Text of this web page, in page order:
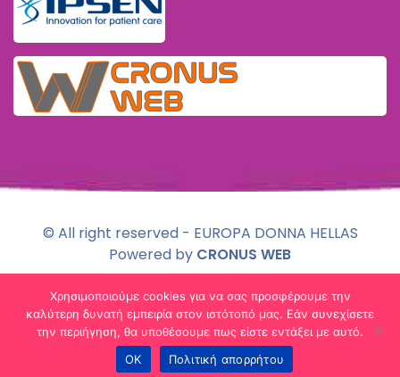
© All right reserved - EUROPA DONNA HELLAS
Powered by CRONUS WEB
Πολιτική Απορρήτου & Χρήσης Cookies
Χρησιμοποιούμε cookies για να σας προσφέρουμε την
καλύτερη δυνατή εμπειρία στον ιστότοπό μας. Εάν συνεχίσετε
την περιήγηση, θα υποθέσουμε πως είστε εντάξει με αυτό.
ΟΚ
Πολιτική απορρήτου